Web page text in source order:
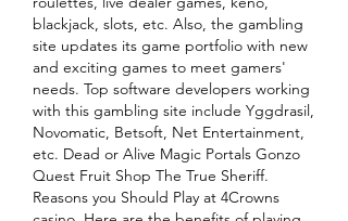
blackjack, slots, etc. Also, the gambling
site updates its game portfolio with new
and exciting games to meet gamers'
needs. Top software developers working
with this gambling site include Yggdrasil,
Novomatic, Betsoft, Net Entertainment,
etc. Dead or Alive Magic Portals Gonzo
Quest Fruit Shop The True Sheriff.
Reasons you Should Play at 4Crowns